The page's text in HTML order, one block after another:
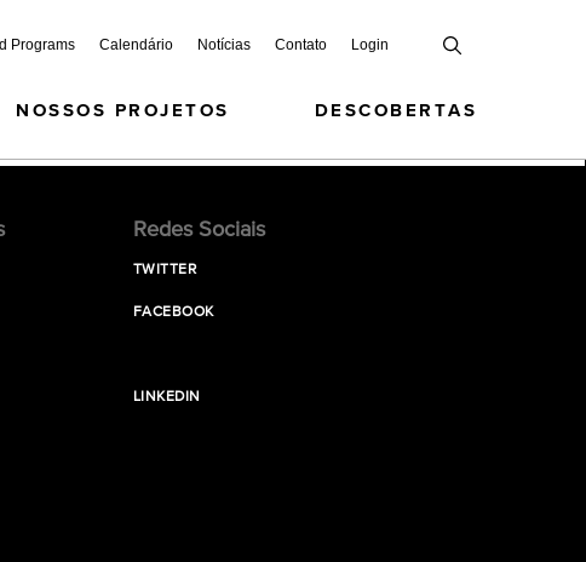
Programs Calendário Notícias Contato Login
NOSSOS PROJETOS DESCOBERTAS
Redes Sociais
TWITTER
FACEBOOK
LINKEDIN